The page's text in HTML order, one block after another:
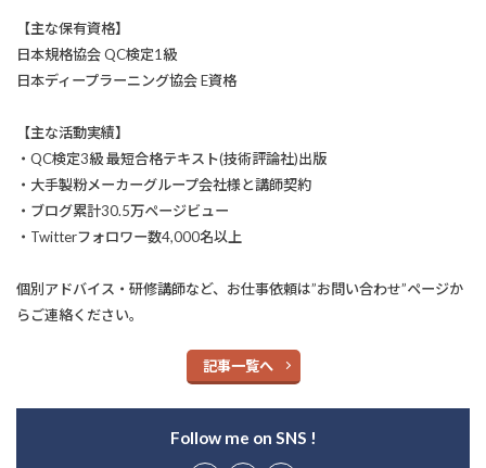
【主な保有資格】
日本規格協会 QC検定1級
日本ディープラーニング協会 E資格
【主な活動実績】
・QC検定3級 最短合格テキスト(技術評論社)出版
・大手製粉メーカーグループ会社様と講師契約
・ブログ累計30.5万ページビュー
・Twitterフォロワー数4,000名以上
個別アドバイス・研修講師など、お仕事依頼は”お問い合わせ”ページか
らご連絡ください。
記事一覧へ
Follow me on SNS !